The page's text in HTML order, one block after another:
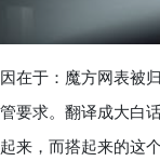
于：魔方网表被
要求。翻译成大
来，而搭起来的这